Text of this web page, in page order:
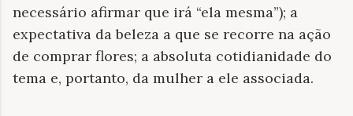
necessário afirmar que irá “ela mesma”); a
expectativa da beleza a que se recorre na ação
de comprar flores; a absoluta cotidianidade do
tema e, portanto, da mulher a ele associada.